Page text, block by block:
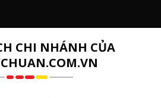
CHI NHÁNH CỦA